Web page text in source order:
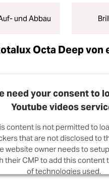
und Abbau
Octa Deep von
need your consent to
Youtube videos
content is not permitted to
that are not disclosed to
website owner needs to
their CMP to add this content
of technologies used.